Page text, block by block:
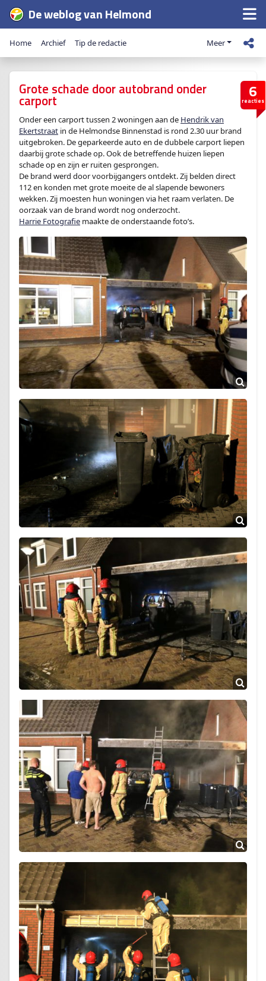
De weblog van Helmond
Home Archief Tip de redactie Meer
6
reacties
Grote schade door autobrand onder
carport
Onder een carport tussen 2 woningen aan de Hendrik van
Ekertstraat in de Helmondse Binnenstad is rond 2.30 uur brand
uitgebroken. De geparkeerde auto en de dubbele carport liepen
daarbij grote schade op. Ook de betreffende huizen liepen
schade op en zijn er ruiten gesprongen.
De brand werd door voorbijgangers ontdekt. Zij belden direct
112 en konden met grote moeite de al slapende bewoners
wekken. Zij moesten hun woningen via het raam verlaten. De
oorzaak van de brand wordt nog onderzocht.
Harrie Fotografie maakte de onderstaande foto’s.